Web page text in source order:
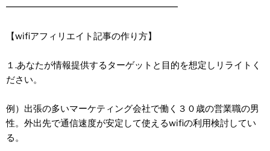
━━━━━━━━━━━━━━━━━━━
【wifiアフィリエイト記事の作り方】
１.あなたが情報提供するターゲットと目的を想定しリライトく
ださい。
例）出張の多いマーケティング会社で働く３０歳の営業職の男
性。外出先で通信速度が安定して使えるwifiの利用検討してい
る。